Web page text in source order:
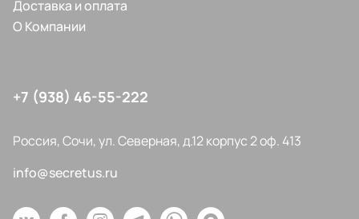
Доставка и оплата
О Компании
+7 (938) 46-55-222
Россия, Сочи, ул. Северная, д.12 корпус 2 оф. 413
info@secretus.ru